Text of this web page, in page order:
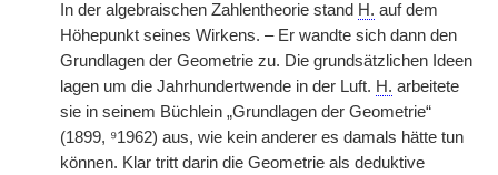
In der algebraischen Zahlentheorie stand H. auf dem
Höhepunkt seines Wirkens. – Er wandte sich dann den
Grundlagen der Geometrie zu. Die grundsätzlichen Ideen
lagen um die Jahrhundertwende in der Luft. H. arbeitete
sie in seinem Büchlein „Grundlagen der Geometrie“
(1899, ⁹1962) aus, wie kein anderer es damals hätte tun
können. Klar tritt darin die Geometrie als deduktive